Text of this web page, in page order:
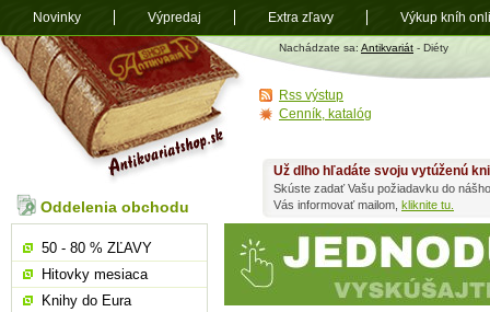
Antikvariát
shop.sk
Nachádzate sa: Antikvariát - Diéty
Už dlho hľadáte svoju vytúženú
Skúste zadať Vašu požiadavku do
Vás informovať mailom, kliknite tu.
Oddelenia obchodu
50 - 80 % ZĽAVY
Hitovky mesiaca
Knihy do Eura
Rss výstup
Cenník, katalóg
Novinky Výpredaj Extra zľavy Výkup kníh